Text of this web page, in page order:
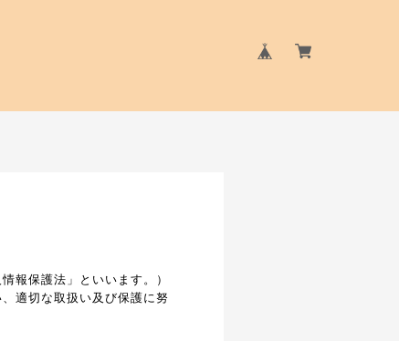
報保護法」といいます。）
適切な取扱い及び保護に努